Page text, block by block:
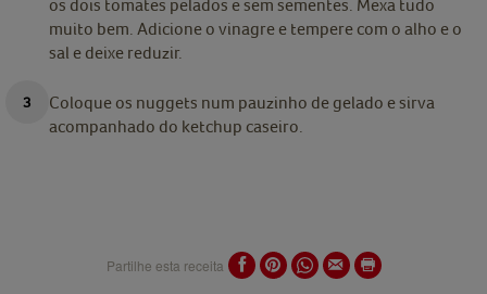
os dois tomates pelados e sem sementes. Mexa tudo
muito bem. Adicione o vinagre e tempere com o alho e o
sal e deixe reduzir.
Coloque os nuggets num pauzinho de gelado e sirva
acompanhado do ketchup caseiro.
Partilhe esta receita